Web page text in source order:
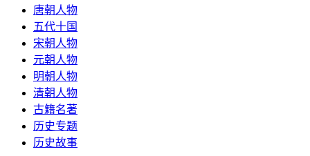
唐朝人物
五代十国
宋朝人物
元朝人物
明朝人物
清朝人物
古籍名著
历史专题
历史故事